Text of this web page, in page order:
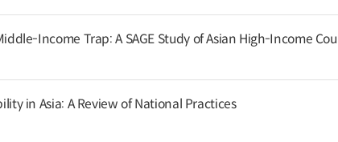
Income Trap: A SAGE Study of Asian High-Income
in Asia: A Review of National Practices